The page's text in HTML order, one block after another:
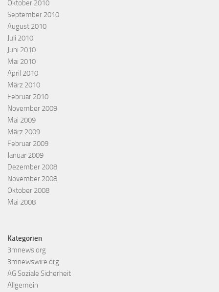
Oktober 2010
September 2010
August 2010
Juli 2010
Juni 2010
Mai 2010
April 2010
März 2010
Februar 2010
November 2009
Mai 2009
März 2009
Februar 2009
Januar 2009
Dezember 2008
November 2008
Oktober 2008
Mai 2008
Kategorien
3mnews.org
3mnewswire.org
AG Soziale Sicherheit
Allgemein